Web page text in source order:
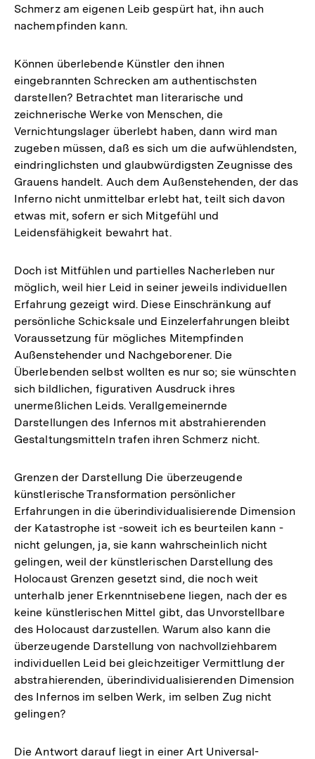
Schmerz am eigenen Leib gespürt hat, ihn auch
nachempfinden kann.
Können überlebende Künstler den ihnen
eingebrannten Schrecken am authentischsten
darstellen? Betrachtet man literarische und
zeichnerische Werke von Menschen, die
Vernichtungslager überlebt haben, dann wird man
zugeben müssen, daß es sich um die aufwühlendsten,
eindringlichsten und glaubwürdigsten Zeugnisse des
Grauens handelt. Auch dem Außenstehenden, der das
Inferno nicht unmittelbar erlebt hat, teilt sich davon
etwas mit, sofern er sich Mitgefühl und
Leidensfähigkeit bewahrt hat.
Doch ist Mitfühlen und partielles Nacherleben nur
möglich, weil hier Leid in seiner jeweils individuellen
Erfahrung gezeigt wird. Diese Einschränkung auf
persönliche Schicksale und Einzelerfahrungen bleibt
Voraussetzung für mögliches Mitempfinden
Außenstehender und Nachgeborener. Die
Überlebenden selbst wollten es nur so; sie wünschten
sich bildlichen, figurativen Ausdruck ihres
unermeßlichen Leids. Verallgemeinernde
Darstellungen des Infernos mit abstrahierenden
Gestaltungsmitteln trafen ihren Schmerz nicht.
Grenzen der Darstellung Die überzeugende
künstlerische Transformation persönlicher
Erfahrungen in die überindividualisierende Dimension
der Katastrophe ist -soweit ich es beurteilen kann -
nicht gelungen, ja, sie kann wahrscheinlich nicht
gelingen, weil der künstlerischen Darstellung des
Holocaust Grenzen gesetzt sind, die noch weit
unterhalb jener Erkenntnisebene liegen, nach der es
keine künstlerischen Mittel gibt, das Unvorstellbare
des Holocaust darzustellen. Warum also kann die
überzeugende Darstellung von nachvollziehbarem
individuellen Leid bei gleichzeitiger Vermittlung der
abstrahierenden, überindividualisierenden Dimension
des Infernos im selben Werk, im selben Zug nicht
gelingen?
Die Antwort darauf liegt in einer Art Universal-